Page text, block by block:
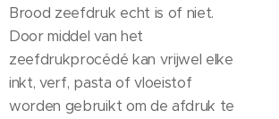
Brood zeefdruk echt is of niet.
Door middel van het
zeefdrukprocédé kan vrijwel elke
inkt, verf, pasta of vloeistof
worden gebruikt om de afdruk te